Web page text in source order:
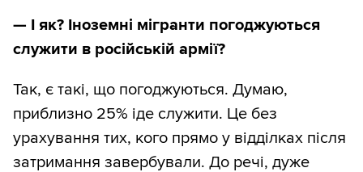
— І як? Іноземні мігранти погоджуються
служити в російській армії?
Так, є такі, що погоджуються. Думаю,
приблизно 25% іде служити. Це без
урахування тих, кого прямо у відділках після
затримання завербували. До речі, дуже